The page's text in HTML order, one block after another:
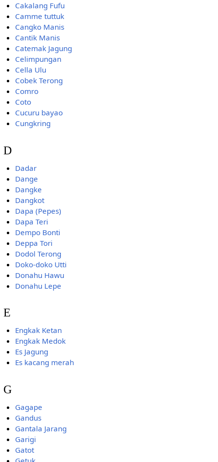
Cakalang Fufu
Camme tuttuk
Cangko Manis
Cantik Manis
Catemak Jagung
Celimpungan
Cella Ulu
Cobek Terong
Comro
Coto
Cucuru bayao
Cungkring
D
Dadar
Dange
Dangke
Dangkot
Dapa (Pepes)
Dapa Teri
Dempo Bonti
Deppa Tori
Dodol Terong
Doko-doko Utti
Donahu Hawu
Donahu Lepe
E
Engkak Ketan
Engkak Medok
Es Jagung
Es kacang merah
G
Gagape
Gandus
Gantala Jarang
Garigi
Gatot